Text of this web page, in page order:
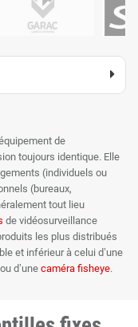
de
toujours identique. Elle
(individuels ou
(bureaux,
tout lieu
de vidéosurveillance
les plus distribués
et inférieur à celui d’une
ou d’une caméra fisheye.